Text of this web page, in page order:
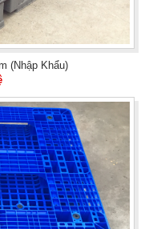
(Nhập Khẩu)